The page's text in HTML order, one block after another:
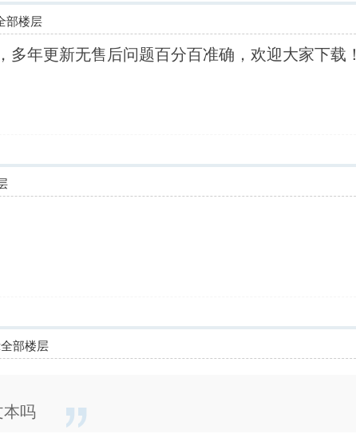
部楼层
多年更新无售后问题百分百准确，欢迎大家下载！
部楼层
本吗